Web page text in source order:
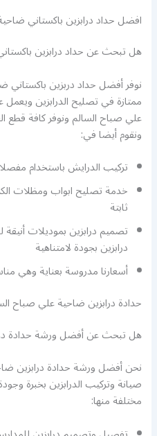
افضل حداد درابزين باكستاني
هل تبحث عن حداد درابزين
نوفر أفضل حداد دربزين
ممتازة في تصليح الدرابزين
علي صباح السالم ونوفر كافة قطع
ونقوم أيضا في:
تركيب الدرايش باستخدام
خدمة تصليح ابواب ومظلات
ثابتة
تصميم درابزين بموديلات
درابزين بجودة لامتناهية
أسعارنا مدروسة بعناية وهي
حدادة درابزين ضاحية علي صباح
هل تبحث عن أفضل ورشة حدادة
نحن أفضل ورشة حدادة درابزين
صيانة وتركيب الدرابزين بخبرة
مختلفة منها: